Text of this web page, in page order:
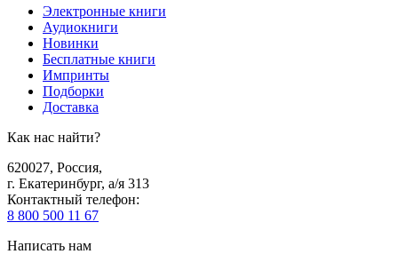
Электронные книги
Аудиокниги
Новинки
Бесплатные книги
Импринты
Подборки
Доставка
Как нас найти?
620027, Россия,
г. Екатеринбург, а/я 313
Контактный телефон:
8 800 500 11 67
Написать нам